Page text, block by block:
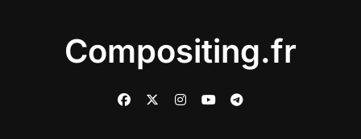
Compositing.fr